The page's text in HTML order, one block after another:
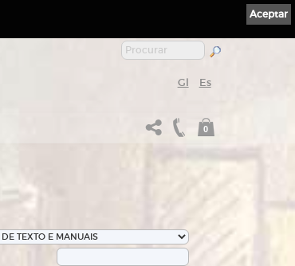
Gl Es
0
Aceptar